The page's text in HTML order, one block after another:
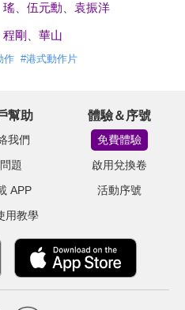
瑤、 伍元勳 袁振洋
程剛 華山
作 #港式動作片
幫助
我們
題
APP
用教學
體驗＆序號
免費體驗
啟用兌換卷
活動序號